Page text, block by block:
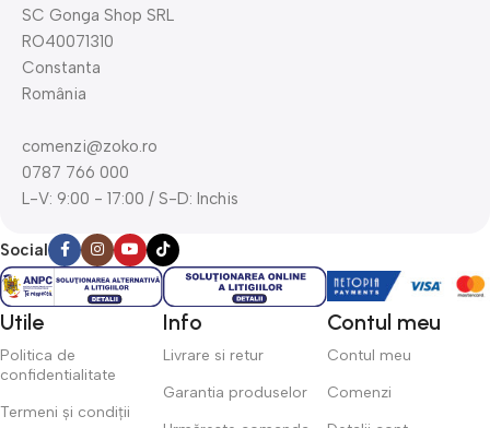
SC Gonga Shop SRL
RO40071310
Constanta
România
comenzi@zoko.ro
0787 766 000
L-V: 9:00 - 17:00 / S-D: Inchis
Social
Utile
Politica de
confidentialitate
Termeni și condiții
Info
Livrare si retur
Garantia produselor
Contul meu
Contul meu
Comenzi